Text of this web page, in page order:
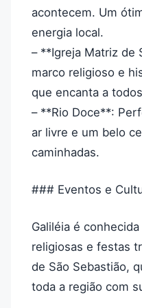
acontecem. Um
energia local.
– **Igreja Matriz de
marco religioso e
que encanta a
– **Rio Doce**:
ar livre e um belo
caminhadas.
### Eventos e
Galiléia é
religiosas e festas
de São Sebastião,
toda a região com